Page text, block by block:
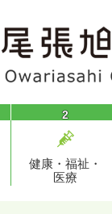
2
健康・福祉・
医療